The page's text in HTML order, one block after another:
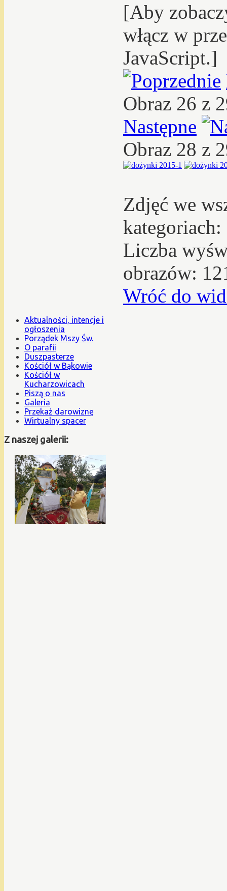
[Aby
włącz w
JavaScript.]
Obraz 26 z
Następne
Obraz 28 z
Zdjęć we
kategoriach:
Liczba
obrazów:
Wróć do
Aktualności, intencje i
ogłoszenia
Porządek Mszy Św.
O parafii
Duszpasterze
Kościół w Bąkowie
Kościół w
Kucharzowicach
Piszą o nas
Galeria
Przekaż darowiznę
Wirtualny spacer
Z naszej galerii: